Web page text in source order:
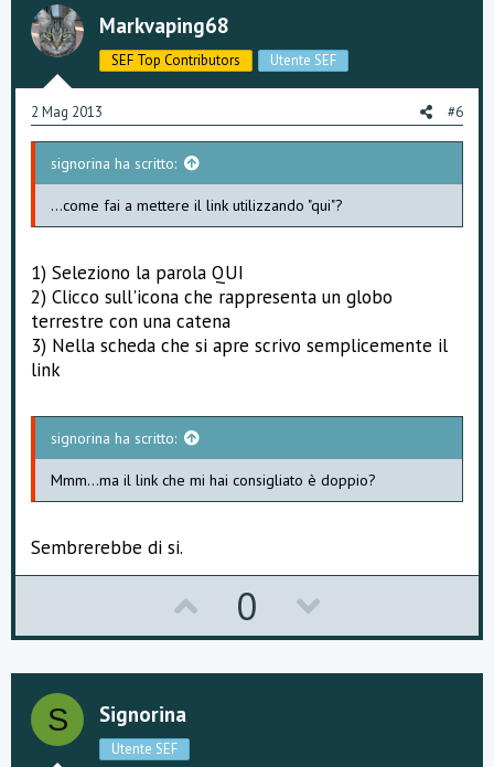
o
t
e
v
o
t
e
Markvaping68
SEF Top Contributors Utente SEF
2 Mag 2013 #6
signorina ha scritto:
...come fai a mettere il link utilizzando "qui"?
1) Seleziono la parola QUI
2) Clicco sull'icona che rappresenta un globo
terrestre con una catena
3) Nella scheda che si apre scrivo semplicemente il
link
signorina ha scritto:
Mmm...ma il link che mi hai consigliato è doppio?
Sembrerebbe di si.
p
v
0
o
w
S Signorina
Utente SEF